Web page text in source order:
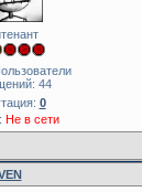
44
0
Не в сети